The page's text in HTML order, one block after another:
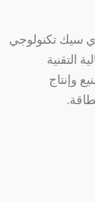
هاي سيك تكنولوجي
التقنية
وإنتاج